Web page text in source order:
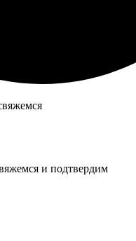
и подтвердим